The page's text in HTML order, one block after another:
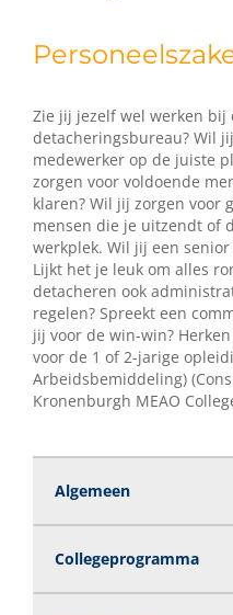
Zie jij jezelf wel werken bij
detacheringsbureau? Wil
medewerker op de juiste
zorgen voor voldoende
klaren? Wil jij zorgen voor
mensen die je uitzendt of
werkplek. Wil jij een
Lijkt het je leuk om alles
detacheren ook
regelen? Spreekt een
jij voor de win-win?
voor de 1 of 2-jarige
Arbeidsbemiddeling)
Kronenburgh MEAO
Algemeen
Collegeprogramma